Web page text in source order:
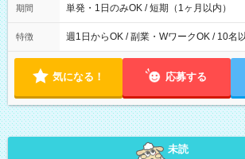
期間 単発・1日のみOK / 短期（1ヶ月以内）
特徴 週1日からOK / 副業・WワークOK / 10名
気になる！ 応募する
未読